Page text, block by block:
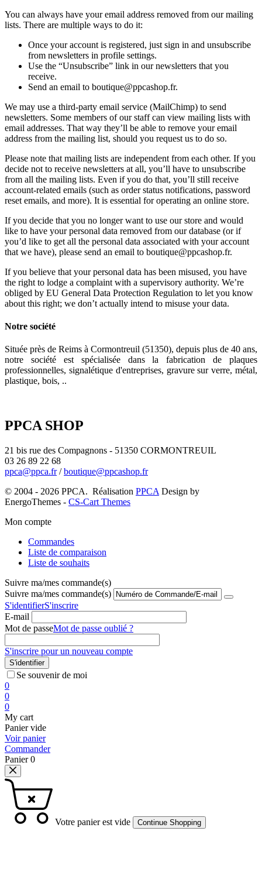
You can always have your email address removed from our mailing
lists. There are multiple ways to do it:
Once your account is registered, just sign in and unsubscribe
from newsletters in profile settings.
Use the “Unsubscribe” link in our newsletters that you
receive.
Send an email to boutique@ppcashop.fr.
We may use a third-party email service (MailChimp) to send
newsletters. Some members of our staff can view mailing lists with
email addresses. That way they’ll be able to remove your email
address from the mailing list, should you request us to do so.
Please note that mailing lists are independent from each other. If you
decide not to receive newsletters at all, you’ll have to unsubscribe
from all the mailing lists. Even if you do that, you’ll still receive
account-related emails (such as order status notifications, password
reset emails, and more). It is essential for operating an online store.
If you decide that you no longer want to use our store and would
like to have your personal data removed from our database (or if
you’d like to get all the personal data associated with your account
that we have), please send an email to boutique@ppcashop.fr.
If you believe that your personal data has been misused, you have
the right to lodge a complaint with a supervisory authority. We’re
obliged by EU General Data Protection Regulation to let you know
about this right; we don’t actually intend to misuse your data.
Notre société
Située près de Reims à Cormontreuil (51350), depuis plus de 40 ans,
notre société est spécialisée dans la fabrication de plaques
professionnelles, signalétique d'entreprises, gravure sur verre, métal,
plastique, bois, ..
PPCA SHOP
21 bis rue des Compagnons - 51350 CORMONTREUIL
03 26 89 22 68
ppca@ppca.fr/boutique@ppcashop.fr
© 2004 - 2026 PPCA. Réalisation PPCA Design by
EnergoThemes - CS-Cart Themes
Mon compte
Commandes
Liste de comparaison
Liste de souhaits
Suivre ma/mes commande(s)
Suivre ma/mes commande(s)
S'identifierS'inscrire
E-mail
Mot de passeMot de passe oublié ?
S'inscrire pour un nouveau compte
S'identifier
Se souvenir de moi
0
0
0
My cart
Panier vide
Voir panier
Commander
Panier0
Votre panier est vide Continue Shopping